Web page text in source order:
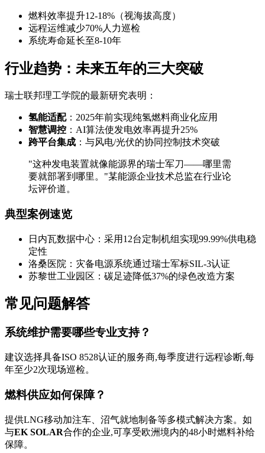
燃料效率提升12-18%（视海拔高度）
远程运维减少70%人力巡检
系统寿命延长至8-10年
行业趋势：未来五年的三大突破
瑞士联邦理工学院的最新研究表明：
氢能适配：2025年前实现纯氢燃料商业化应用
智慧调控 ：AI算法使发电效率再提升25%
跨平台集成 ：与风电/光伏的协同控制技术突破
"这种发电装置就像能源界的瑞士军刀——哪里需
要就部署到哪里。"某能源企业技术总监在行业论
坛评价道。
典型案例速览
日内瓦数据中心：采用12台定制机组实现99.99%供电稳
定性
洛桑医院：灾备电源系统通过瑞士军标SIL-3认证
苏黎世工业园区：碳足迹降低37%的绿色改造方案
常见问题解答
系统维护需要哪些专业支持？
建议选择具备ISO 8528认证的服务商,每季度进行远程诊断,每
年至少2次现场巡检。
燃料供应如何保障？
提供LNG移动加注车、沼气就地制备等多模式解决方案。如
与EK SOLAR合作的企业,可享受欧洲境内的48小时燃料补给
保障。